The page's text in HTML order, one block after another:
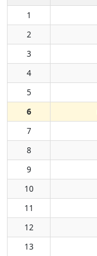
1
2
3
4
5
6
7
8
9
10
11
12
13